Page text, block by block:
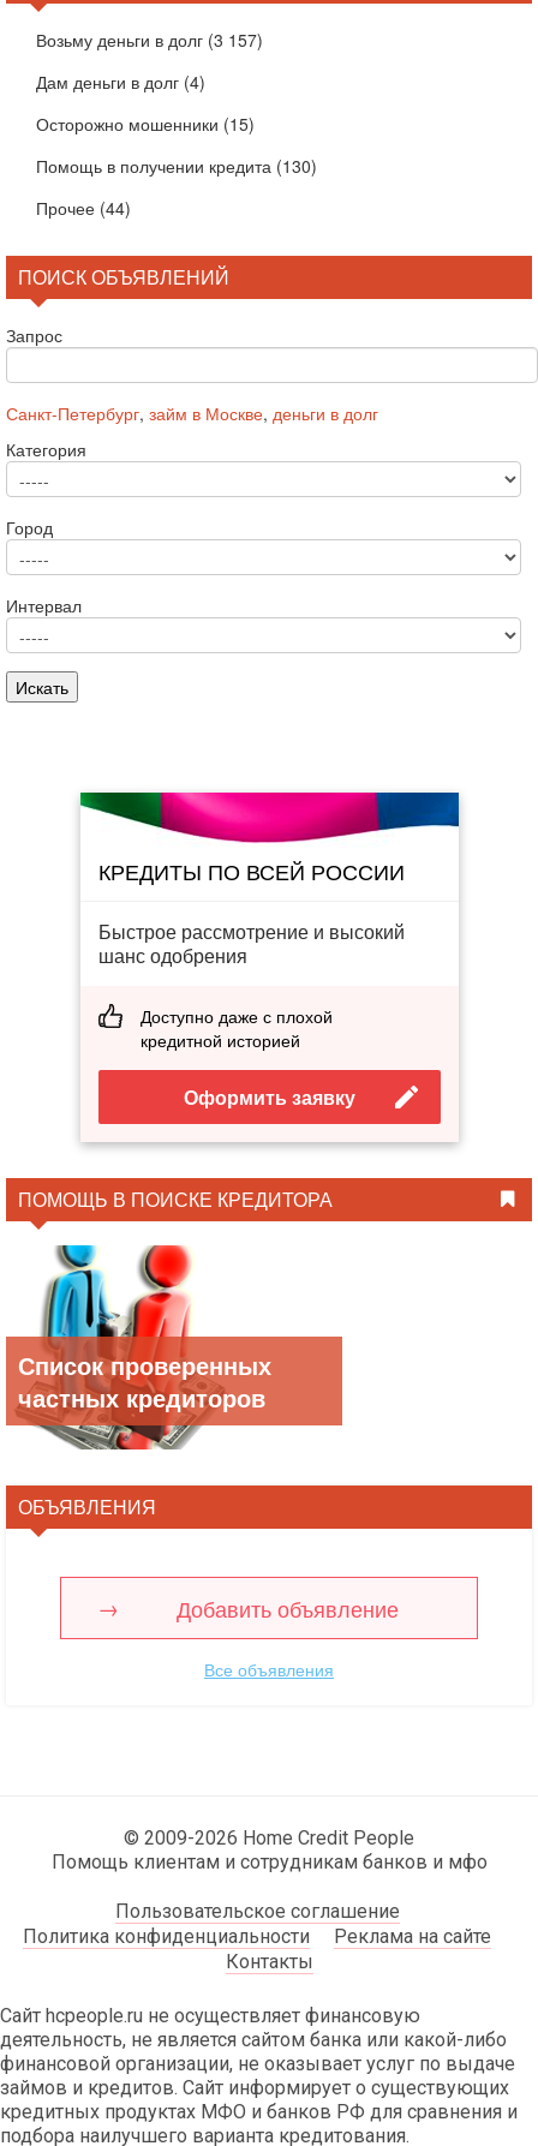
Возьму деньги в долг (3 157)
Дам деньги в долг (4)
Осторожно мошенники (15)
Помощь в получении кредита (130)
Прочее (44)
ПОИСК ОБЪЯВЛЕНИЙ
Запрос
Санкт-Петербург, займ в Москве, деньги в долг
Категория
Город
Интервал
КРЕДИТЫ ПО ВСЕЙ РОССИИ
Быстрое рассмотрение и высокий
шанс одобрения
Доступно даже с плохой
кредитной историей
Оформить заявку
ПОМОЩЬ В ПОИСКЕ КРЕДИТОРА
Список проверенных
частных кредиторов
ОБЪЯВЛЕНИЯ
Добавить объявление
Все объявления
© 2009-2026 Home Credit People
Помощь клиентам и сотрудникам банков и мфо
Пользовательское соглашение
Политика конфиденциальности
Реклама на сайте
Контакты
Сайт hcpeople.ru не осуществляет финансовую
деятельность, не является сайтом банка или какой-либо
финансовой организации, не оказывает услуг по выдаче
займов и кредитов. Сайт информирует о существующих
кредитных продуктах МФО и банков РФ для сравнения и
подбора наилучшего варианта кредитования.